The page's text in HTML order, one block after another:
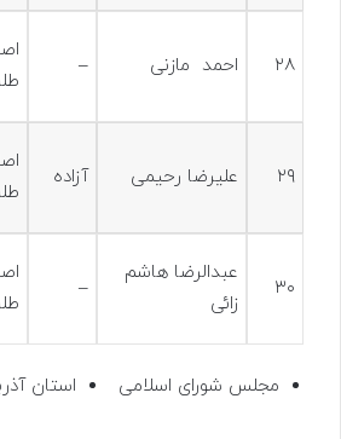
۲۸ احمد مازنی –
۲۹ علیرضا رحیمی آزاده
۳۰
عبدالرضا هاشم
زائی
–
مجلس شورای اسلامی استان